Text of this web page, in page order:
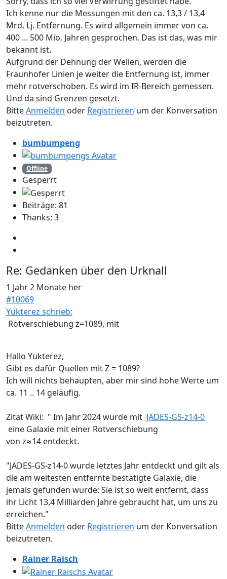
Ich kenne nur die Messungen mit den ca. 13,3 / 13,4
Mrd. Lj. Entfernung. Es wird allgemein immer von ca.
400 ... 500 Mio. Jahren gesprochen. Das ist das, was mir
bekannt ist.
Aufgrund der Dehnung der Wellen, werden die
Fraunhofer Linien je weiter die Entfernung ist, immer
mehr rotverschoben. Es wird im IR-Bereich gemessen.
Und da sind Grenzen gesetzt.
BitteAnmelden oder Registrieren um der Konversation
beizutreten.
bumbumpeng
Offline
Gesperrt
Beiträge: 81
Thanks: 3
Re: Gedanken über den Urknall
1 Jahr 2 Monate her
#10069
Yukterez schrieb:
Rotverschiebung z=1089, mit
Hallo Yukterez,
Gibt es dafür Quellen mit Z = 1089?
Ich will nichts behaupten, aber mir sind hohe Werte um
ca. 11 .. 14 geläufig.
Zitat Wiki: " Im Jahr 2024 wurde mit JADES-GS-z14-0
eine Galaxie mit einer Rotverschiebung
von z≈14 entdeckt.
"JADES-GS-z14-0 wurde letztes Jahr entdeckt und gilt als
die am weitesten entfernte bestätigte Galaxie, die
jemals gefunden wurde: Sie ist so weit entfernt, dass
ihr Licht 13,4 Milliarden Jahre gebraucht hat, um uns zu
erreichen."
BitteAnmelden oder Registrieren um der Konversation
beizutreten.
Rainer Raisch